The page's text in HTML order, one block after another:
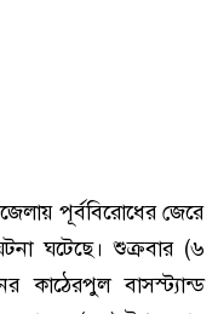
পূর্ববিরোধের জেরে
ঘটেছে। শুক্রবার (৬
কাঠেরপুল বাসস্ট্যান্ড